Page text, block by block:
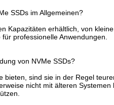
SSDs im Allgemeinen?
Kapazitäten erhältlich, von
professionelle Anwendungen.
von NVMe SSDs?
bieten, sind sie in der Regel
nicht mit älteren